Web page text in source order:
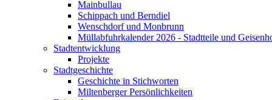
Mainbullau
Schippach und Berndiel
Wenschdorf und Monbrunn
Müllabfuhrkalender 2026 - Stadtteile und
Stadtentwicklung
Projekte
Stadtgeschichte
Geschichte in Stichworten
Miltenberger Persönlichkeiten